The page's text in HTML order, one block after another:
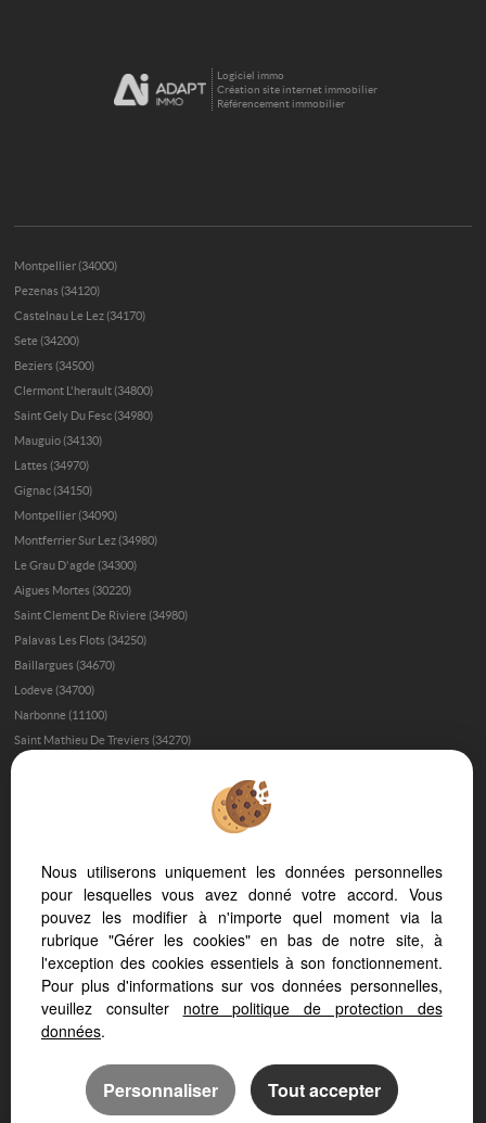
Logiciel immo
Création site internet immobilier
Référencement immobilier
Montpellier (34000)
Pezenas (34120)
Castelnau Le Lez (34170)
Sete (34200)
Beziers (34500)
Clermont L'herault (34800)
Saint Gely Du Fesc (34980)
Mauguio (34130)
Lattes (34970)
Gignac (34150)
Montpellier (34090)
Montferrier Sur Lez (34980)
Le Grau D'agde (34300)
Aigues Mortes (30220)
Saint Clement De Riviere (34980)
Palavas Les Flots (34250)
Baillargues (34670)
Lodeve (34700)
Narbonne (11100)
Saint Mathieu De Treviers (34270)
Les quartiers de Montpellier où investir
Investir dans une maison aux Beaux Arts
Acheter une maison à Saint-Gély-du-Fesc - Les Vautes
Acheter une maison à Uzès
Vendre une maison à Nîmes
Les Fontanelles - Saint Clément de Rivière
Nous utiliserons uniquement les données personnelles
pour lesquelles vous avez donné votre accord. Vous
pouvez les modifier à n'importe quel moment via la
rubrique "Gérer les cookies" en bas de notre site, à
l'exception des cookies essentiels à son fonctionnement.
Pour plus d'informations sur vos données personnelles,
veuillez consulter notre politique de protection des
données.
Personnaliser Tout accepter